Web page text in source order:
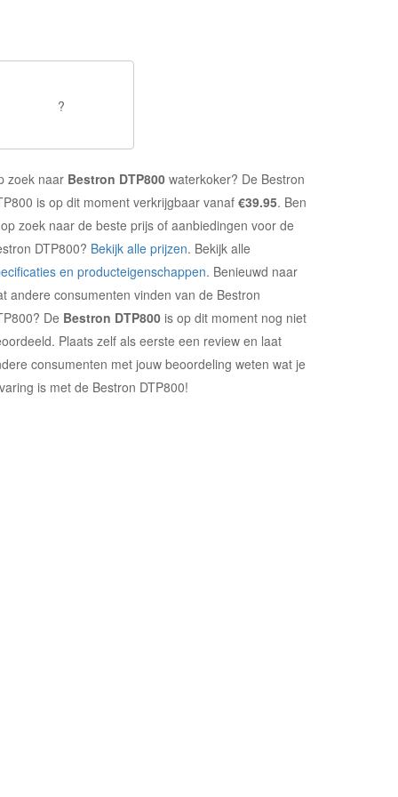
?
zoek naar Bestron DTP800 waterkoker? De Bestron
is op dit moment verkrijgbaar vanaf €39.95. Ben
zoek naar de beste prijs of aanbiedingen voor de
DTP800? Bekijk alle prijzen. Bekijk alle
en producteigenschappen. Benieuwd naar
andere consumenten vinden van de Bestron
De Bestron DTP800 is op dit moment nog niet
Plaats zelf als eerste een review en laat
consumenten met jouw beoordeling weten wat je
is met de Bestron DTP800!